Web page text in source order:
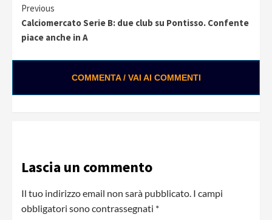
Continue
Reading
Previous
Calciomercato Serie B: due club su Pontisso. Confente
piace anche in A
COMMENTA / VAI AI COMMENTI
Lascia un commento
Il tuo indirizzo email non sarà pubblicato. I campi
obbligatori sono contrassegnati *